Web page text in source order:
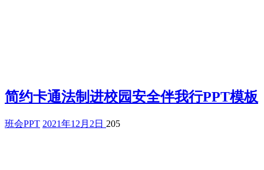
简约卡通法制进校园安全伴我行PPT模板
班会PPT 2021年12月2日 205